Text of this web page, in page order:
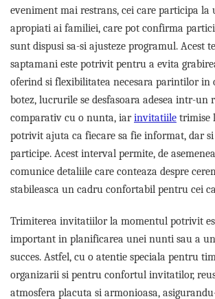
eveniment mai restrans, cei care participa la
apropiati ai familiei, care pot confirma
sunt dispusi sa-si ajusteze programul. Acest
saptamani este potrivit pentru a evita
oferind si flexibilitatea necesara parintilor in
botez, lucrurile se desfasoara adesea intr-un
comparativ cu o nunta, iarinvitatiile trimise
potrivit ajuta ca fiecare sa fie informat, dar si
participe. Acest interval permite, de
comunice detaliile care conteaza despre
stabileasca un cadru confortabil pentru cei
Trimiterea invitatiilor la momentul potrivit
important in planificarea unei nunti sau a
succes. Astfel, cu o atentie speciala pentru
organizarii si pentru confortul invitatilor,
atmosfera placuta si armonioasa,